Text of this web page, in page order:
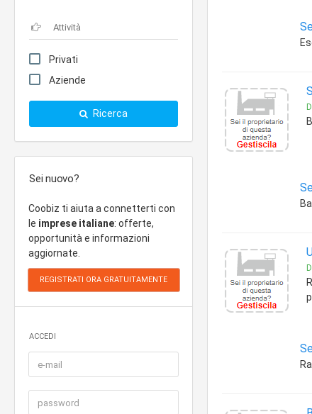
Privati
Aziende
Ricerca
Sei nuovo?
Coobiz ti aiuta a connetterti con
le imprese italiane: offerte,
opportunità e informazioni
aggiornate.
ACCEDI